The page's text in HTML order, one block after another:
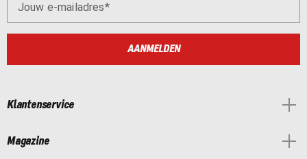
Jouw e-mailadres
AANMELDEN
Klantenservice
Magazine